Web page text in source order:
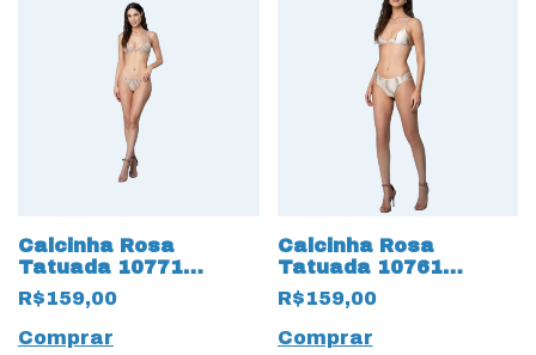
Calcinha Rosa
Tatuada 10771
Crochet Amarração
Lateral Bege
R$159,00
Comprar
Calcinha Rosa
Tatuada 10761
Estampado Trilobal
Reversível Bege
R$159,00
Comprar